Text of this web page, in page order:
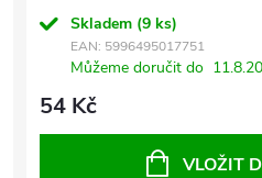
Skladem (9 ks)
EAN: 5996495017751
Můžeme doručit do
54 Kč
VLOŽIT